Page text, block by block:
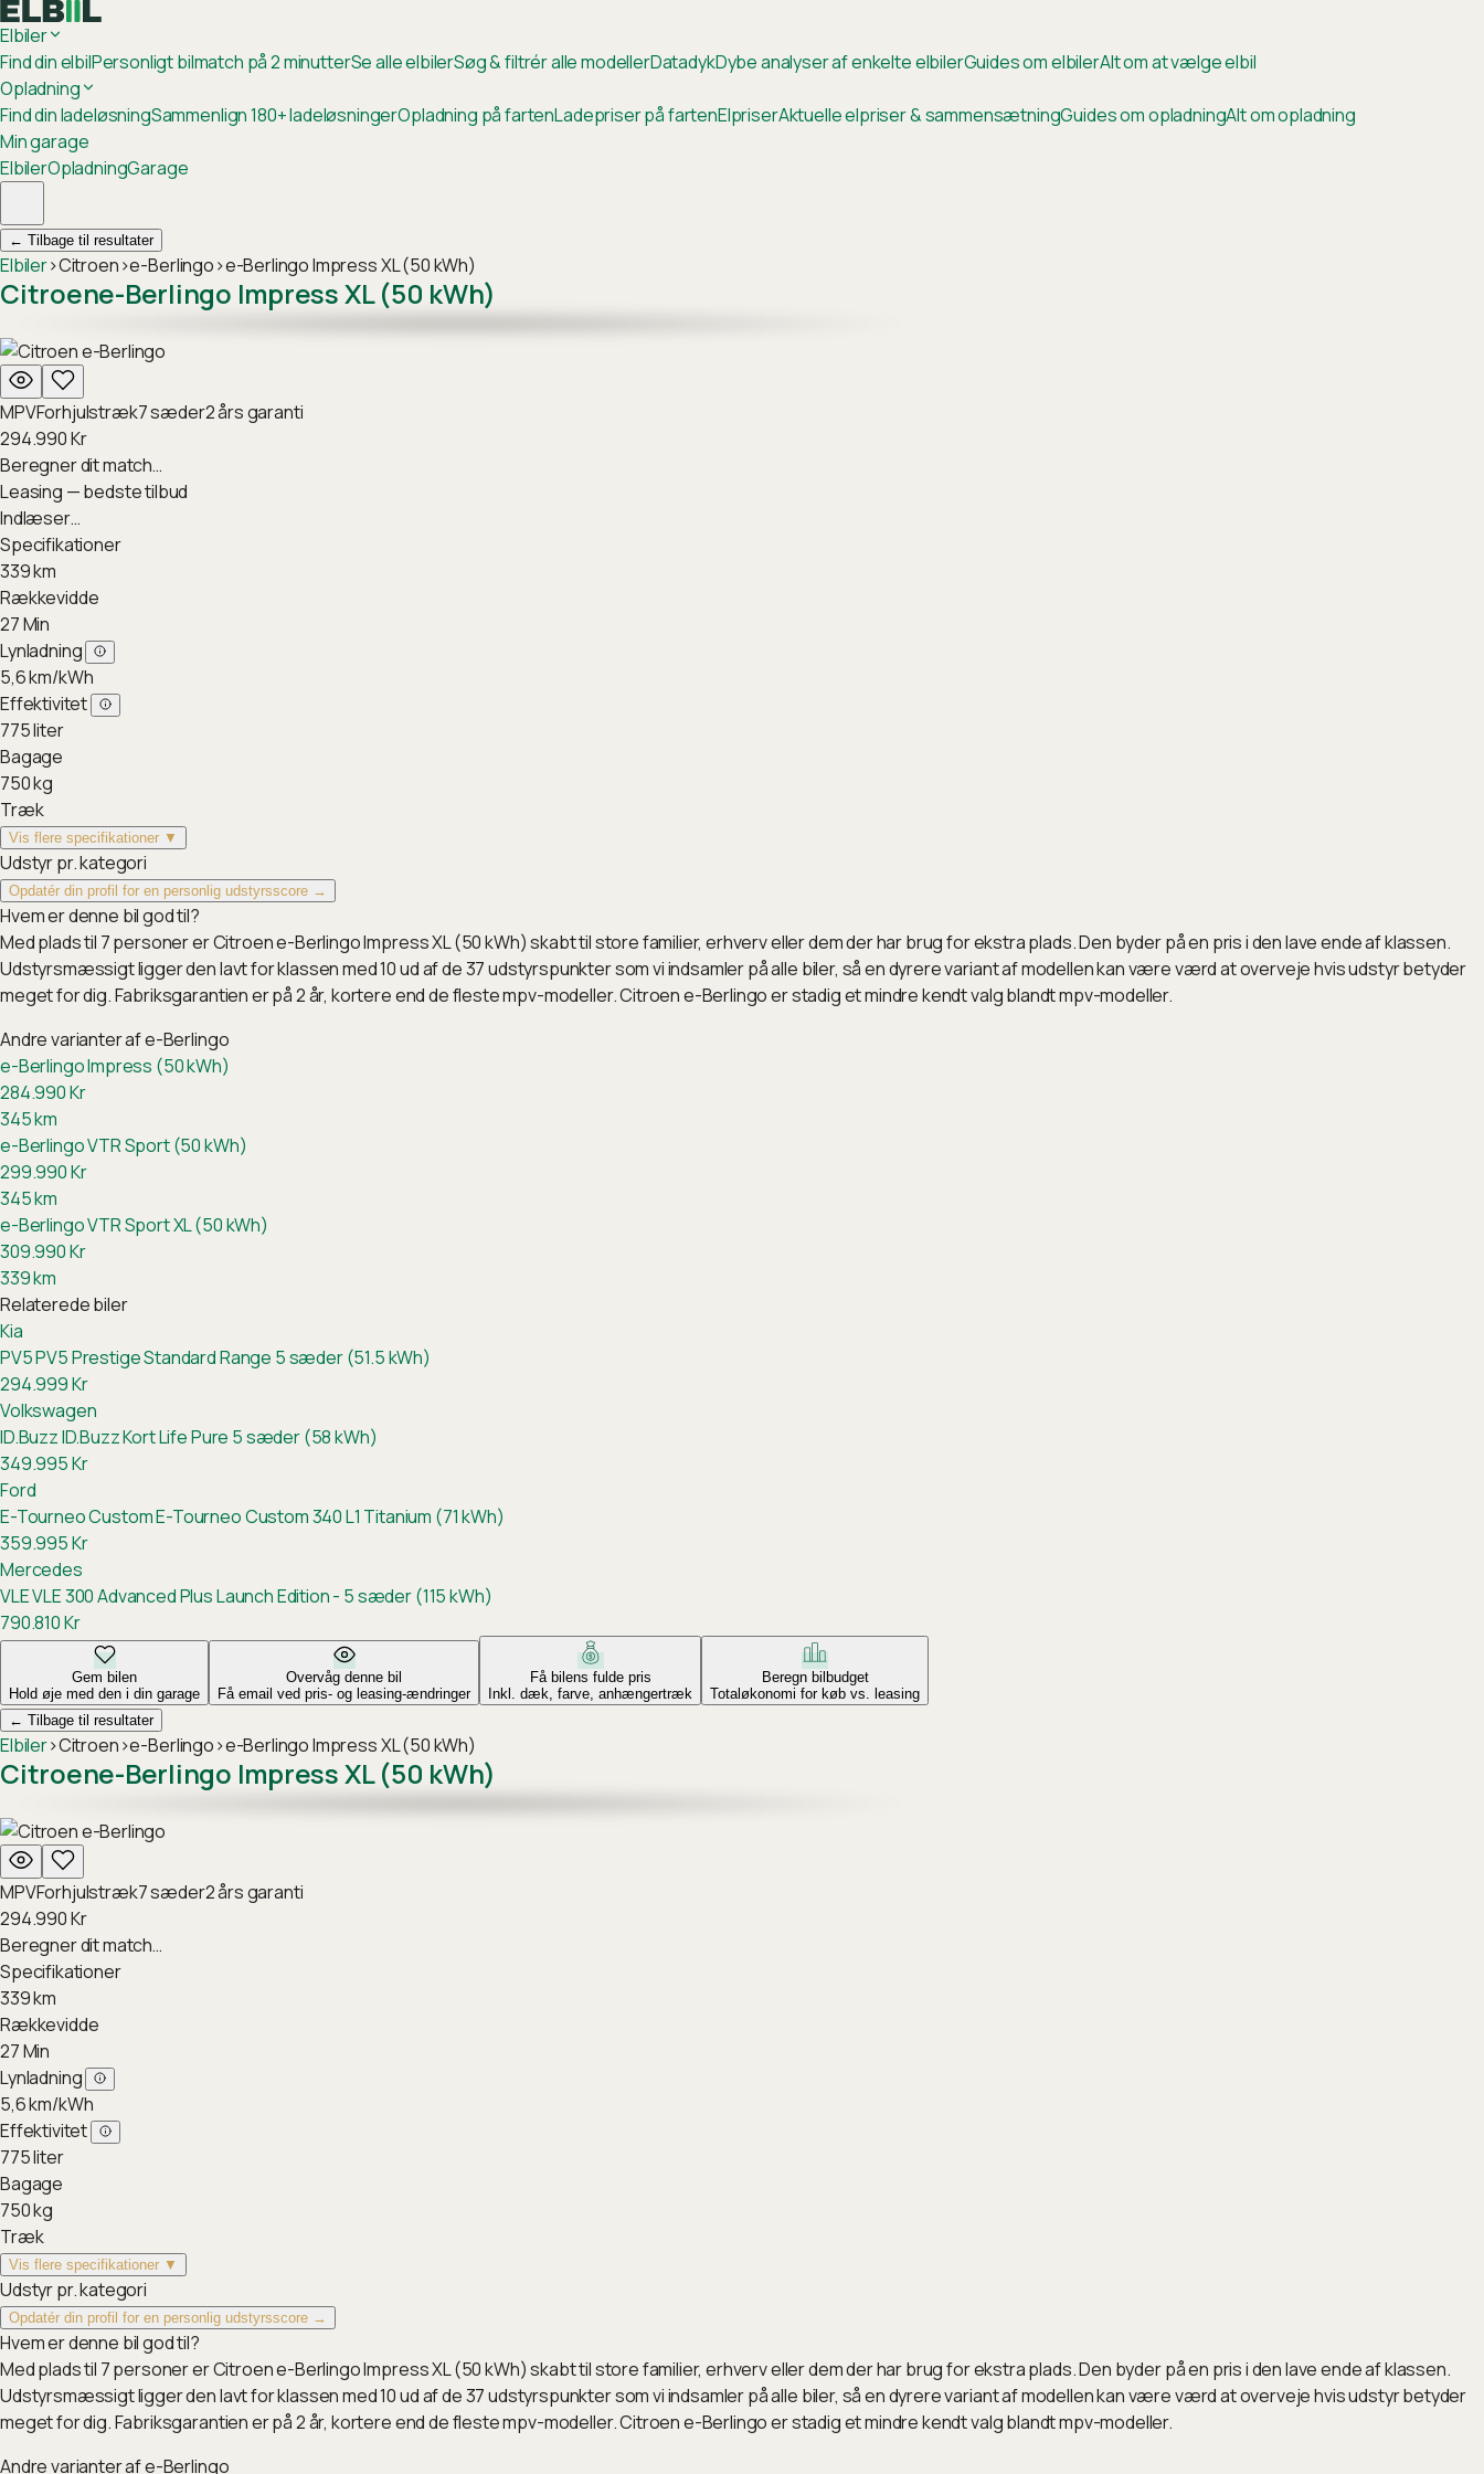
Elbiler
Find din elbilPersonligt bilmatch på 2 minutterSe alle elbilerSøg & filtrér alle modellerDatadykDybe analyser af enkelte elbilerGuides om elbilerAlt om at vælge elbil
Opladning
Find din ladeløsningSammenlign 180+ ladeløsningerOpladning på fartenLadepriser på fartenElpriserAktuelle elpriser & sammensætningGuides om opladningAlt om opladning
Min garage
ElbilerOpladningGarage
← Tilbage til resultater
Elbiler›Citroen›e-Berlingo›e-Berlingo Impress XL (50 kWh)
Citroene-Berlingo Impress XL (50 kWh)
MPVForhjulstræk7sæder2års garanti
294.990Kr
Beregner dit match…
Leasing — bedste tilbud
Indlæser…
Specifikationer
339km
Rækkevidde
27Min
Lynladning
5,6km/kWh
Effektivitet
775liter
Bagage
750kg
Træk
Vis flere specifikationer ▼
Udstyr pr. kategori
Opdatér din profil for en personlig udstyrsscore →
Hvem er denne bil god til?
Med plads til 7 personer er Citroen e-Berlingo Impress XL (50 kWh) skabt til store familier, erhverv eller dem der har brug for ekstra plads. Den byder på en pris i den lave ende af klassen.
Udstyrsmæssigt ligger den lavt for klassen med 10 ud af de 37 udstyrspunkter som vi indsamler på alle biler, så en dyrere variant af modellen kan være værd at overveje hvis udstyr betyder
meget for dig. Fabriksgarantien er på 2 år, kortere end de fleste mpv-modeller. Citroen e-Berlingo er stadig et mindre kendt valg blandt mpv-modeller.
Andre varianter afe-Berlingo
e-Berlingo Impress (50 kWh)
284.990Kr
345km
e-Berlingo VTR Sport (50 kWh)
299.990Kr
345km
e-Berlingo VTR Sport XL (50 kWh)
309.990Kr
339km
Relaterede biler
Kia
PV5PV5 Prestige Standard Range 5 sæder (51.5 kWh)
294.999Kr
Volkswagen
ID.BuzzID.Buzz Kort Life Pure 5 sæder (58 kWh)
349.995Kr
Ford
E-Tourneo CustomE-Tourneo Custom 340 L1 Titanium (71 kWh)
359.995Kr
Mercedes
VLEVLE 300 Advanced Plus Launch Edition - 5 sæder (115 kWh)
790.810Kr
Gem bilen
Hold øje med den i din garage
Overvåg denne bil
Få email ved pris- og leasing-ændringer
Få bilens fulde pris
Inkl. dæk, farve, anhængertræk
Beregn bilbudget
Totaløkonomi for køb vs. leasing
← Tilbage til resultater
Elbiler›Citroen›e-Berlingo›e-Berlingo Impress XL (50 kWh)
Citroene-Berlingo Impress XL (50 kWh)
MPVForhjulstræk7sæder2års garanti
294.990Kr
Beregner dit match…
Specifikationer
339km
Rækkevidde
27Min
Lynladning
5,6km/kWh
Effektivitet
775liter
Bagage
750kg
Træk
Vis flere specifikationer ▼
Udstyr pr. kategori
Opdatér din profil for en personlig udstyrsscore →
Hvem er denne bil god til?
Med plads til 7 personer er Citroen e-Berlingo Impress XL (50 kWh) skabt til store familier, erhverv eller dem der har brug for ekstra plads. Den byder på en pris i den lave ende af klassen.
Udstyrsmæssigt ligger den lavt for klassen med 10 ud af de 37 udstyrspunkter som vi indsamler på alle biler, så en dyrere variant af modellen kan være værd at overveje hvis udstyr betyder
meget for dig. Fabriksgarantien er på 2 år, kortere end de fleste mpv-modeller. Citroen e-Berlingo er stadig et mindre kendt valg blandt mpv-modeller.
Andre varianter afe-Berlingo